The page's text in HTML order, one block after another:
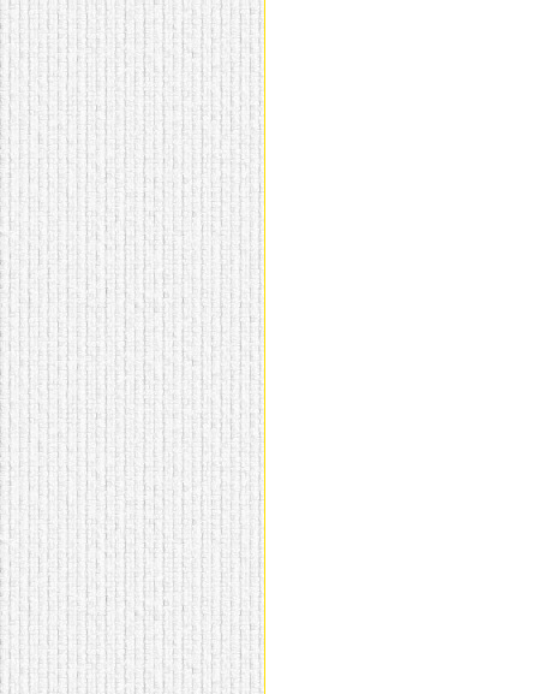
домашнем использовании.
Эта мебель имеет
некоторые преимущества
перед той же стенкой для
гостиной, к примеру,
поскольку она более
легкая и не загромождает
пространство. В спальне
этот предмет можно
поставить у изголовья
кровати, чтобы заполнить
пустующее там
место. Также стеллажи
очень часто используют в
качестве разграничителей
комнаты, например, на
рабочую зону и
пространство для отдыха.
Особенно это актуально
для однокомнатных
квартир.